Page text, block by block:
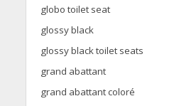
globo toilet seat
glossy black
glossy black toilet seats
grand abattant
grand abattant coloré